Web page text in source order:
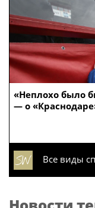
«Неплохо было
— о
Все виды